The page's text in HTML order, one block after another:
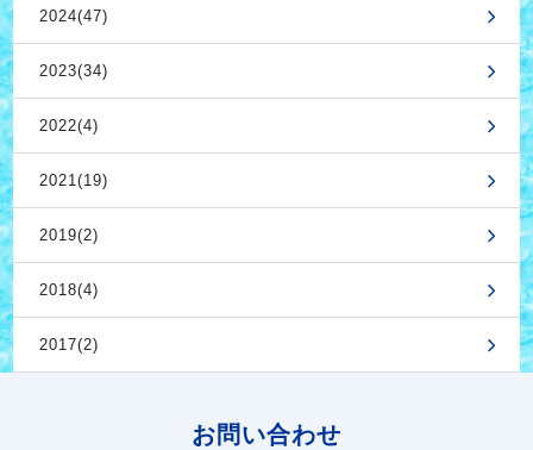
2024(47)
2023(34)
2022(4)
2021(19)
2019(2)
2018(4)
2017(2)
お問い合わせ